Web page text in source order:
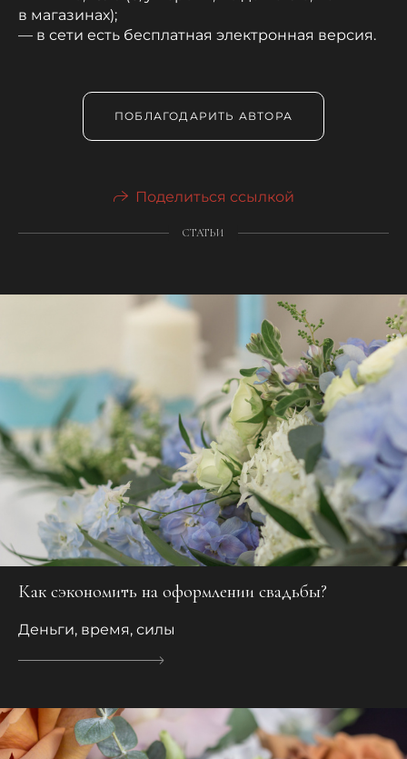
в магазинах);
— в сети есть бесплатная электронная версия.
ПОБЛАГОДАРИТЬ АВТОРА
Поделиться ссылкой
СТАТЬИ
Как сэкономить на оформлении свадьбы?
Деньги, время, силы